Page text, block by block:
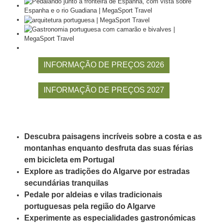
INFORMAÇÃO DE PREÇOS 2026
INFORMAÇÃO DE PREÇOS 2027
Descubra paisagens incríveis sobre a costa e as
montanhas enquanto desfruta das suas férias
em bicicleta em Portugal
Explore as tradições do Algarve por estradas
secundárias tranquilas
Pedale por aldeias e vilas tradicionais
portuguesas pela região do Algarve
Experimente as especialidades gastronómicas